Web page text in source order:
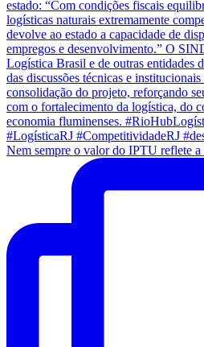
Nem sempre o valor do IPTU reflete a